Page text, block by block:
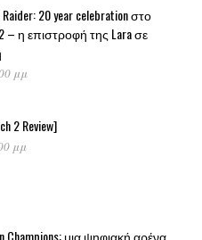
20 year celebration στο
– η επιστροφή της Lara σε
μμ
2 Review]
μμ
Champions: μια ψηφιακή αρένα,